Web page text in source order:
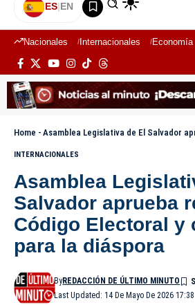
ES|EN
Nacionales Internacionales Economía
Home - Asamblea Legislativa de El Salvador aprueba reforma al
INTERNACIONALES
Asamblea
Salvador aprueba
Código Electoral y
para la diáspora
Last Updated: 14 De Mayo De 2026 17:38
ByREDACCIÓN DE ÚLTIMO MINUTO